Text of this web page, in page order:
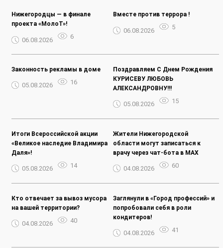
Нижегородцы — в финале
проекта «МолоТ»!
06.08.2026 6
Вместе против террора !
06.08.2026 5
Законность рекламы в доме
05.08.2026 16
Поздравляем С Днем Рождения
КУРИСЕВУ ЛЮБОВЬ
АЛЕКСАНДРОВНУ!!!
05.08.2026 15
Итоги Всероссийской акции
«Великое наследие Владимира
Даля»!
05.08.2026 14
Жители Нижегородской
области могут записаться к
врачу через чат-бота в MAX
04.08.2026 60
Кто отвечает за вывоз мусора
на вашей территории?
04.08.2026 40
Заглянули в «Город профессий» и
попробовали себя в роли
кондитеров!
04.08.2026 41